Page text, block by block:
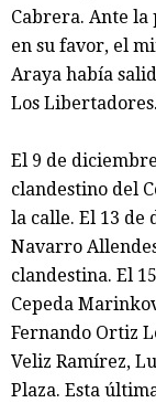
Cabrera. Ante
en su favor, el
Araya había
Los Libertadores.
El 9 de
clandestino del
la calle. El 13 de
Navarro
clandestina. El
Cepeda
Fernando Ortiz
Veliz Ramírez,
Plaza. Esta